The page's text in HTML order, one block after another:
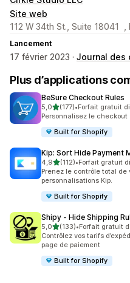
Site web
112 W 34th St., Suite 18041 ,
Lancement
17 février 2023 · Journal des
Plus d’applications
BeSure Checkout Rules
5,0étoile(s) sur 5
(177)
177 avis au total
•Forfait gratuit
Personnalisez le
Built for Shopify
Kip: Sort Hide Payment
4,9étoile(s) sur 5
(112)
112 avis au total
•Forfait gratuit
Prenez le contrôle total de
personnalisations Kip.
Built for Shopify
Shipy ‑ Hide Shipping
5,0étoile(s) sur 5
(133)
133 avis au total
•Forfait gratuit
Contrôlez vos tarifs
page de paiement
Built for Shopify